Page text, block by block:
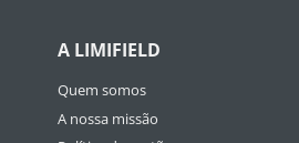
A LIMIFIELD
Quem somos
A nossa missão